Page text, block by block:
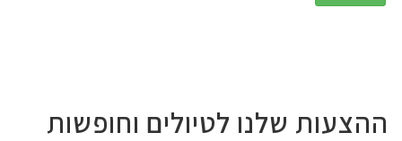
ההצעות שלנו לטיולים וחופשות